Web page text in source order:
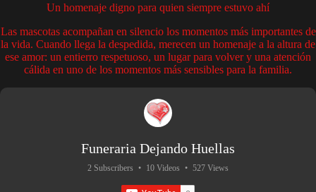
Un homenaje digno para quien siempre estuvo ahí
Las mascotas acompañan en silencio los momentos más importantes de
la vida. Cuando llega la despedida, merecen un homenaje a la altura de
ese amor: un entierro respetuoso, un lugar para volver y una atención
cálida en uno de los momentos más sensibles para la familia.
Funeraria Dejando Huellas
2 Subscribers • 10 Videos • 527 Views